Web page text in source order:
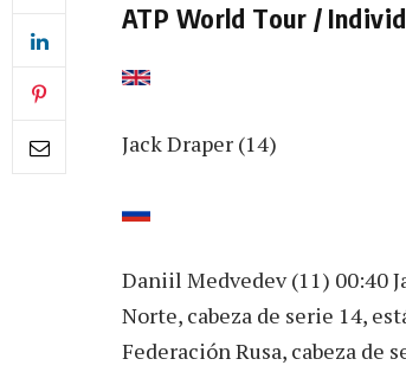
ATP World Tour /
Jack Draper (14)
Daniil Medvedev (11) 00:40
Norte, cabeza de serie 14,
Federación Rusa, cabeza de